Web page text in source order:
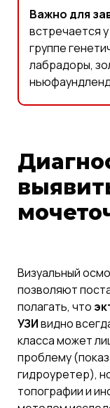
Важно для
встречается
группе
лабрадоры,
Визуальный
позволяют
полагать, что
УЗИвидно
класса может
проблему
гидроуретер),
топографии и